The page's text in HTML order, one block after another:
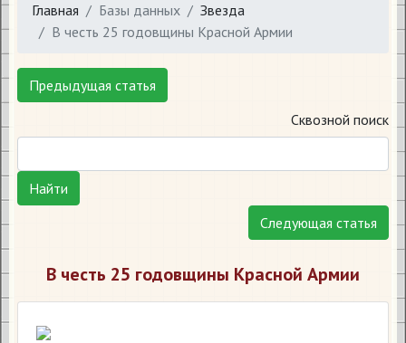
Главная Базы данных
Звезда
В честь 25 годовщины Красной Армии
Предыдущая статья
Сквозной поиск
Найти
Следующая статья
В честь 25 годовщины Красной Армии